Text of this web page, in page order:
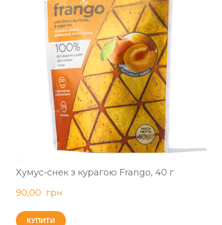
Хумус-снек з курагою Frango, 40 г
90,00  грн
КУПИТИ